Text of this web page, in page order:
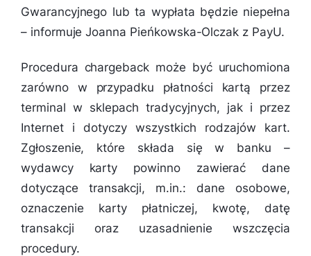
Gwarancyjnego lub ta wypłata będzie niepełna
– informuje Joanna Pieńkowska-Olczak z PayU.
Procedura chargeback może być uruchomiona
zarówno w przypadku płatności kartą przez
terminal w sklepach tradycyjnych, jak i przez
Internet i dotyczy wszystkich rodzajów kart.
Zgłoszenie, które składa się w banku –
wydawcy karty powinno zawierać dane
dotyczące transakcji, m.in.: dane osobowe,
oznaczenie karty płatniczej, kwotę, datę
transakcji oraz uzasadnienie wszczęcia
procedury.